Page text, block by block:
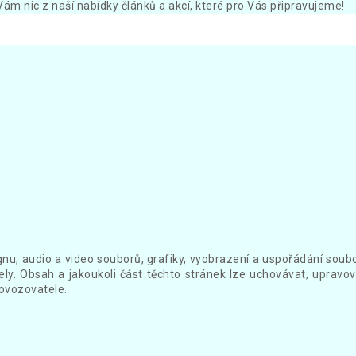
nic z naší nabídky článků a akcí, které pro Vás připravujeme!
audio a video souborů, grafiky, vyobrazení a uspořádání
Obsah a jakoukoli část těchto stránek lze uchovávat,